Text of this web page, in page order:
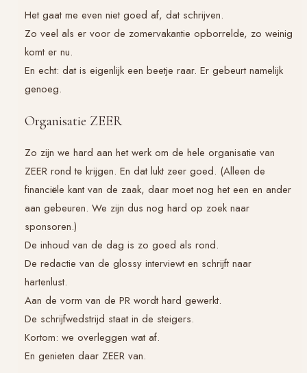
Het gaat me even niet goed af, dat schrijven.
Zo veel als er voor de zomervakantie opborrelde, zo weinig
komt er nu.
En echt: dat is eigenlijk een beetje raar. Er gebeurt namelijk
genoeg.
Organisatie ZEER
Zo zijn we hard aan het werk om de hele organisatie van
ZEER rond te krijgen. En dat lukt zeer goed. (Alleen de
financiële kant van de zaak, daar moet nog het een en ander
aan gebeuren. We zijn dus nog hard op zoek naar
sponsoren.)
De inhoud van de dag is zo goed als rond.
De redactie van de glossy interviewt en schrijft naar
hartenlust.
Aan de vorm van de PR wordt hard gewerkt.
De schrijfwedstrijd staat in de steigers.
Kortom: we overleggen wat af.
En genieten daar ZEER van.